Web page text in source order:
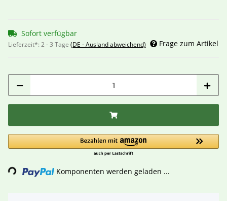
Sofort verfügbar
Lieferzeit*:2 - 3 Tage (DE - Ausland abweichend) Frage zum Artikel
Komponenten werden geladen ...